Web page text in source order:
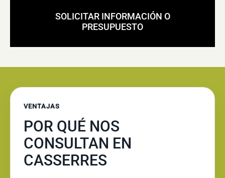
SOLICITAR INFORMACIÓN O
PRESUPUESTO
VENTAJAS
POR QUÉ NOS
CONSULTAN EN
CASSERRES